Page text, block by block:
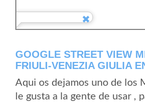
GOOGLE STREET VIEW
FRIULI-VENEZIA GIULIA
Aqui os dejamos uno de los
le gusta a la gente de usar ,